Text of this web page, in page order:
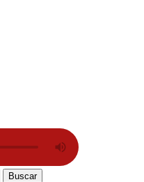
Buscar